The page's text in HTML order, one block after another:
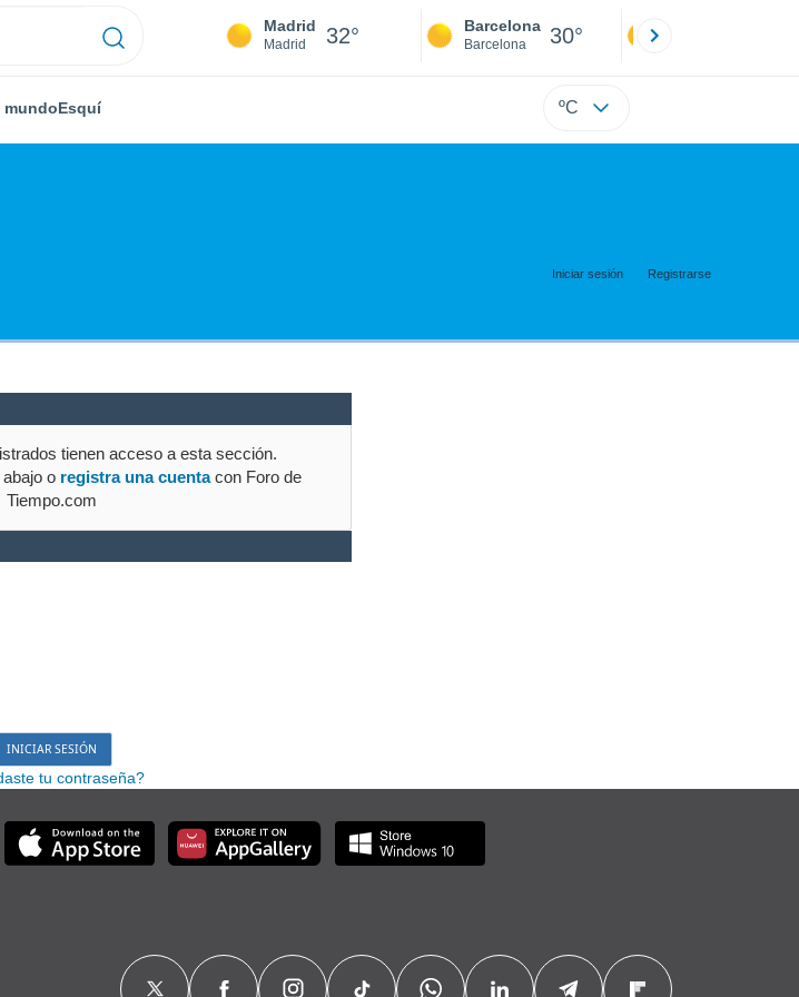
Madrid
Madrid 32° Barcelona
Barcelona 30°
mundoEsquí ºC
Iniciar sesión Registrarse
tienen acceso a esta sección.
o registra una cuentacon Foro de
Tiempo.com
tu contraseña?